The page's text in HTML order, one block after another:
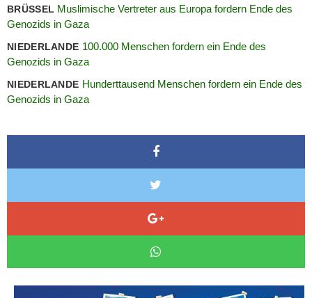
BRÜSSEL Muslimische Vertreter aus Europa fordern Ende des
Genozids in Gaza
NIEDERLANDE 100.000 Menschen fordern ein Ende des
Genozids in Gaza
NIEDERLANDE Hunderttausend Menschen fordern ein Ende des
Genozids in Gaza